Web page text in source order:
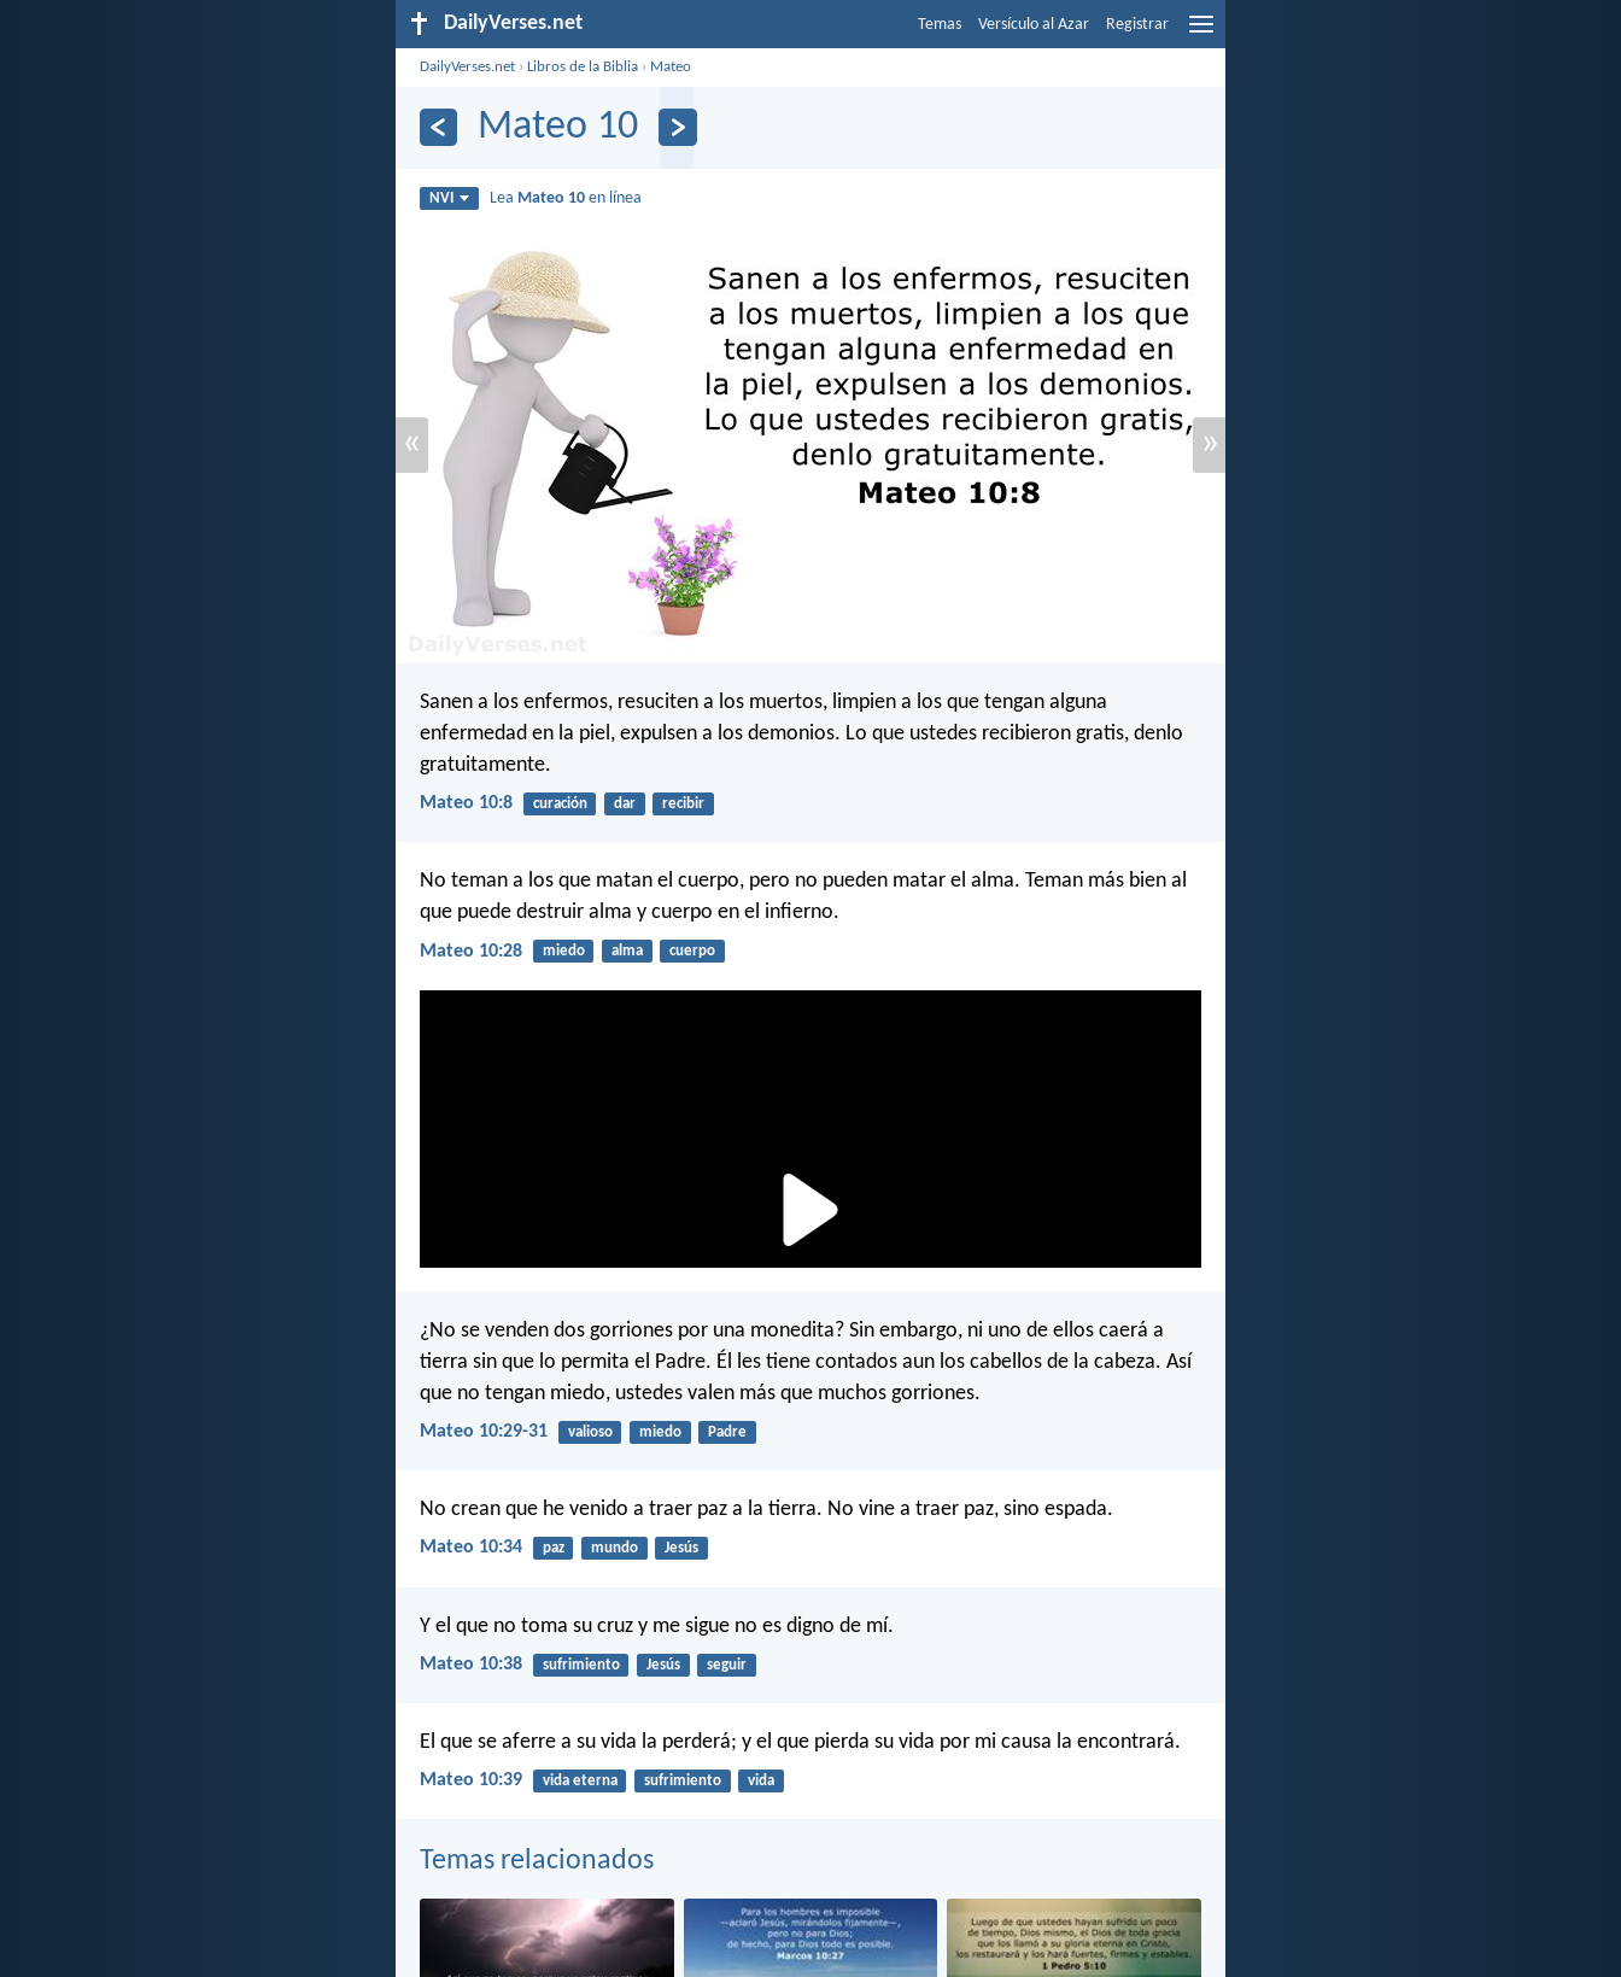
DailyVerses.net Temas Versículo al Azar Registrar
DailyVerses.net ›Libros de la Biblia › Mateo
Mateo 10
NVI Lea Mateo 10 en línea
« »
Sanen a los enfermos, resuciten a los muertos, limpien a los que tengan alguna
enfermedad en la piel, expulsen a los demonios. Lo que ustedes recibieron gratis, denlo
gratuitamente.
Mateo 10:8 curación dar recibir
No teman a los que matan el cuerpo, pero no pueden matar el alma. Teman más bien al
que puede destruir alma y cuerpo en el infierno.
Mateo 10:28 miedo alma cuerpo
¿No se venden dos gorriones por una monedita? Sin embargo, ni uno de ellos caerá a
tierra sin que lo permita el Padre. Él les tiene contados aun los cabellos de la cabeza. Así
que no tengan miedo, ustedes valen más que muchos gorriones.
Mateo 10:29-31 valioso miedo Padre
No crean que he venido a traer paz a la tierra. No vine a traer paz, sino espada.
Mateo 10:34 paz mundo Jesús
Y el que no toma su cruz y me sigue no es digno de mí.
Mateo 10:38 sufrimiento Jesús seguir
El que se aferre a su vida la perderá; y el que pierda su vida por mi causa la encontrará.
Mateo 10:39 vida eterna sufrimiento vida
Temas relacionados